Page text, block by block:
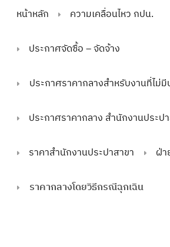
หน้าหลัก ความเคลื่อนไหว กปน.
ประกาศจัดซื้อ – จัดจ้าง
ประกาศราคากลางสำหรับงานที่ไม่
ประกาศราคากลาง สำนักงานประป
ราคาสำนักงานประปาสาขา ฝ่
ราคากลางโดยวิธีกรณีฉุกเฉิน